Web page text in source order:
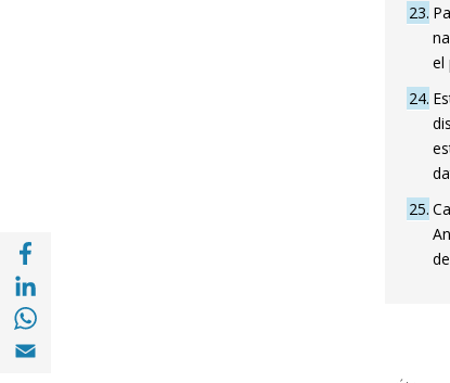
Compartir en Facebook (opens in a
Compartir en with Linkedin (opens in a
23
el
24
25